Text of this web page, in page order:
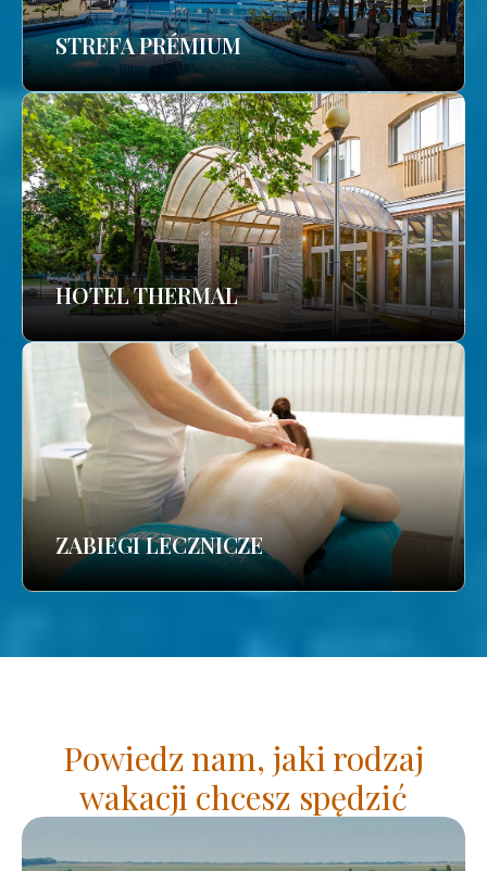
STREFA PRÉMIUM
HOTEL THERMAL
ZABIEGI LECZNICZE
Powiedz nam, jaki rodzaj
wakacji chcesz spędzić